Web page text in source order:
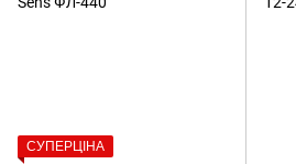
СУПЕРЦІНА